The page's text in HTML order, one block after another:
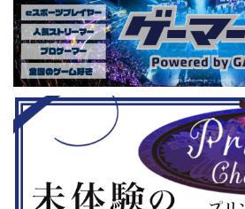
ゲーム、長
ム） 注目
セット』
ホラーゲー
『鉄拳8
しめるイベントになってい
す。 ちなみに、ゲストのプ
ーである蝶野正洋さんは今
なるそうです。トークセッ
場しますよ。 この記事のポ
大会参加者は60歳以上 ・3
選あり。予選は8月24日、
22日。本戦は9月22日（事